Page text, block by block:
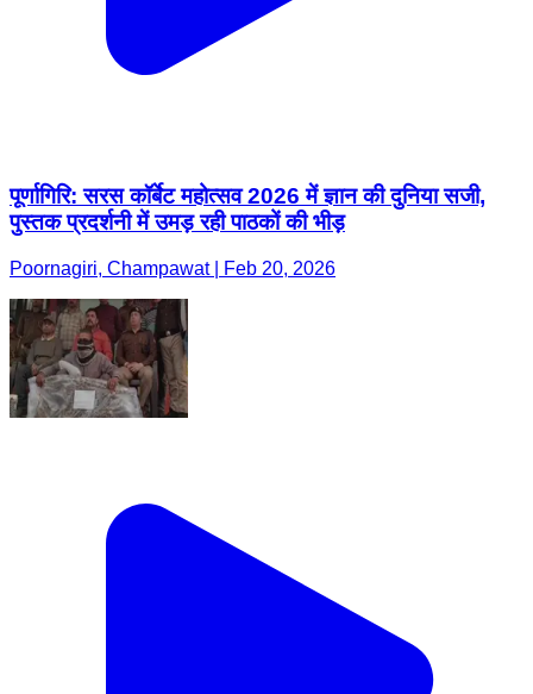
पूर्णागिरि: सरस कॉर्बेट महोत्सव 2026 में ज्ञान की दुनिया सजी,
पुस्तक प्रदर्शनी में उमड़ रही पाठकों की भीड़
Poornagiri, Champawat | Feb 20, 2026